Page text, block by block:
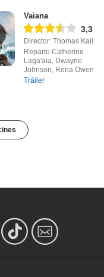
Vaiana
3,3
Director: Thomas Kail
Reparto Catherine
Laga'aia, Dwayne
Johnson, Rena Owen
Tráiler